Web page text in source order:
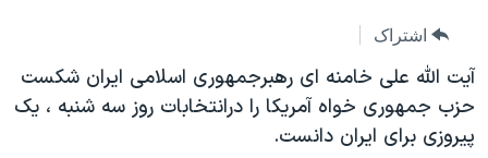
جهش
به
جستجو
گزیده‌ها
ویژه برنامه‌ها
ویدیوها
عملیات خشم حماسی
۲۵۰سالگی آمریکا
بایگانی برنامه‌های تلویزیونی
فرکانس‌های صدای آمریکا
پخش رادیویی
یادگیری زبان انگلیسی
اشتراک
آيت الله علی خامنه ای رهبرجمهوری اسلامی ايران شکست
حزب جمهوری خواه آمريکا را درانتخابات روز سه شنبه ، يک
پيروزی برای ايران دانست.